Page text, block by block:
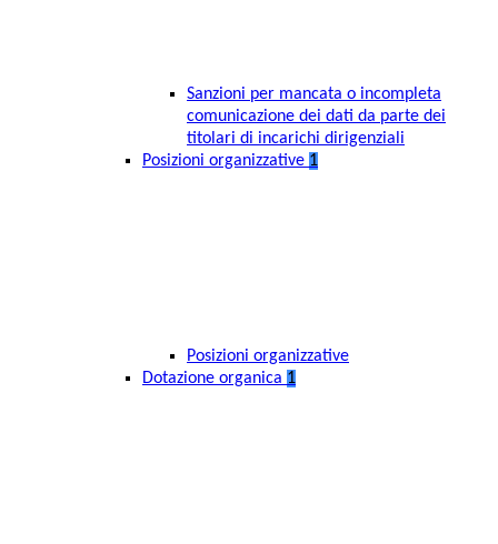
Sanzioni per mancata o incompleta
comunicazione dei dati da parte dei
titolari di incarichi dirigenziali
Posizioni organizzative 1
Posizioni organizzative
Dotazione organica 1